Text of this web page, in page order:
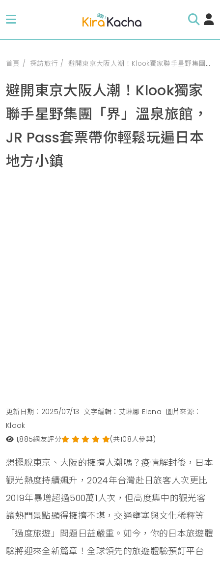
首頁 探訪旅行 避開東京大阪人潮！Klook獨家聯手星野集團「界」溫泉旅館，JR Pass套票帶你輕鬆玩遍日本地方小鎮
避開東京大阪人潮！Klook獨家
聯手星野集團「界」溫泉旅館，
JR Pass套票帶你輕鬆玩遍日本
地方小鎮
更新日期：2025/07/13 文字編輯：艾琳娜 Elena 圖片來源：
Klook
1,885網友評分 (共108人參與)
想擺脫東京、大阪的擁擠人潮嗎？疫情解封後，日本
觀光熱度持續飆升，2024年台灣赴日旅客人次更比
2019年暴增超過500萬1人次，但高度集中的觀光客
讓熱門景點顯得擁擠不堪，交通壅塞與文化稀釋等
「過度旅遊」問題日益嚴重。如今，你的日本旅遊體
驗將迎來全新篇章！全球領先的旅遊體驗預訂平台